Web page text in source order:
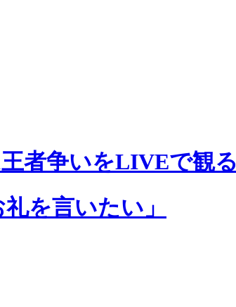
者争いをLIVEで観る
を言いたい」